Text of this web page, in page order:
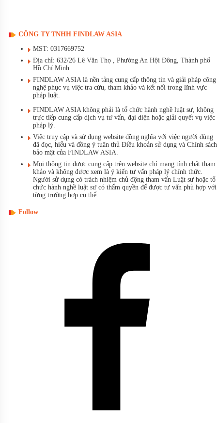
CÔNG TY TNHH FINDLAW ASIA
MST: 0317669752
Địa chỉ: 632/26 Lê Văn Thọ , Phường An Hội Đông, Thành phố
Hồ Chí Minh
FINDLAW ASIA là nền tảng cung cấp thông tin và giải pháp công
nghệ phục vụ việc tra cứu, tham khảo và kết nối trong lĩnh vực
pháp luật.
FINDLAW ASIA không phải là tổ chức hành nghề luật sư, không
trực tiếp cung cấp dịch vụ tư vấn, đại diện hoặc giải quyết vụ việc
pháp lý.
Việc truy cập và sử dụng website đồng nghĩa với việc người dùng
đã đọc, hiểu và đồng ý tuân thủ Điều khoản sử dụng và Chính sách
bảo mật của FINDLAW ASIA.
Mọi thông tin được cung cấp trên website chỉ mang tính chất tham
khảo và không được xem là ý kiến tư vấn pháp lý chính thức.
Người sử dụng có trách nhiệm chủ động tham vấn Luật sư hoặc tổ
chức hành nghề luật sư có thẩm quyền để được tư vấn phù hợp với
từng trường hợp cụ thể.
Follow